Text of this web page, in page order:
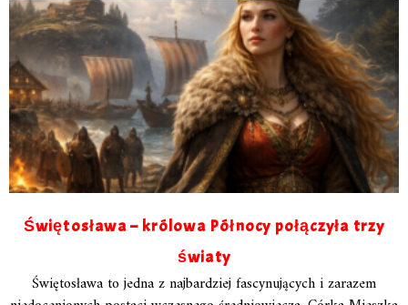
Świętosława – królowa Północy połączyła trzy
światy
Świętosława to jedna z najbardziej fascynujących i zarazem